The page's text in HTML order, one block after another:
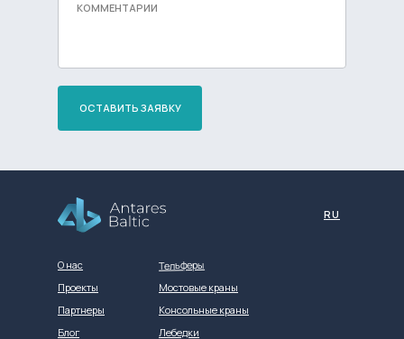
ОСТАВИТЬ ЗАЯВКУ
О нас
Проекты
Партнеры
Блог
Тельферы
Мостовые краны
Консольные краны
Лебедки
RU
Разработка сайта